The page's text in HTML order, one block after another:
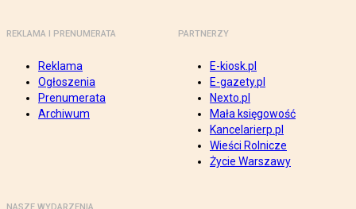
REKLAMA I PRENUMERATA
Reklama
Ogłoszenia
Prenumerata
Archiwum
PARTNERZY
E-kiosk.pl
E-gazety.pl
Nexto.pl
Mała księgowość
Kancelarierp.pl
Wieści Rolnicze
Życie Warszawy